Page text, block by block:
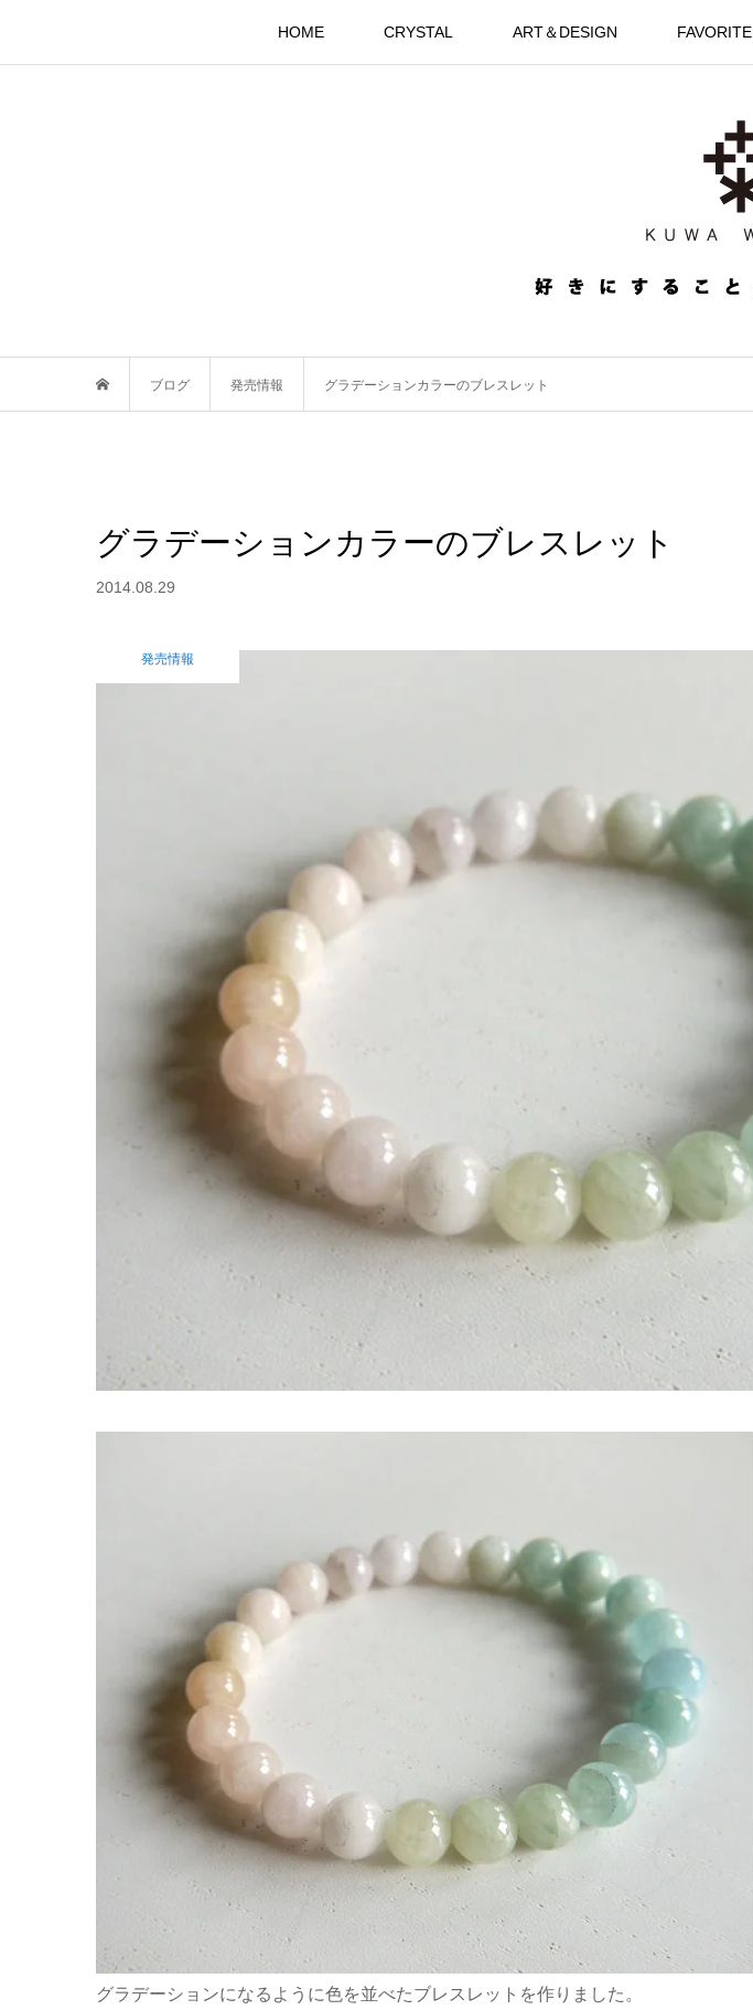
HOME CRYSTAL ART＆DESIGN FAVORITE
ブログ 発売情報 グラデーションカラーのブレスレット
グラデーションカラーのブレスレット
2014.08.29
発売情報
グラデーションになるように色を並べたブレスレットを作りました。